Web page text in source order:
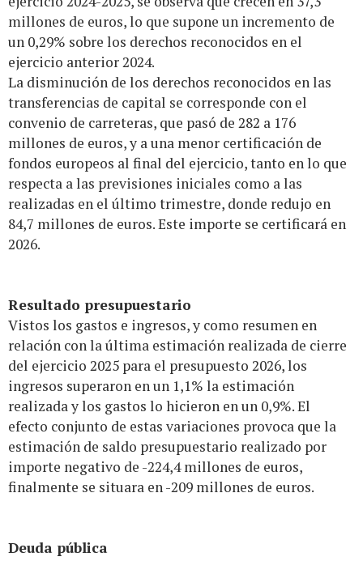
millones de euros, lo que supone un incremento de
un 0,29% sobre los derechos reconocidos en el
ejercicio anterior 2024.
La disminución de los derechos reconocidos en las
transferencias de capital se corresponde con el
convenio de carreteras, que pasó de 282 a 176
millones de euros, y a una menor certificación de
fondos europeos al final del ejercicio, tanto en lo que
respecta a las previsiones iniciales como a las
realizadas en el último trimestre, donde redujo en
84,7 millones de euros. Este importe se certificará en
2026.
Resultado presupuestario
Vistos los gastos e ingresos, y como resumen en
relación con la última estimación realizada de cierre
del ejercicio 2025 para el presupuesto 2026, los
ingresos superaron en un 1,1% la estimación
realizada y los gastos lo hicieron en un 0,9%. El
efecto conjunto de estas variaciones provoca que la
estimación de saldo presupuestario realizado por
importe negativo de -224,4 millones de euros,
finalmente se situara en -209 millones de euros.
Deuda pública